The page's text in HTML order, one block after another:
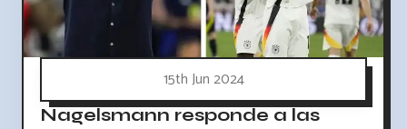
15th Jun 2024
Nagelsmann responde a las